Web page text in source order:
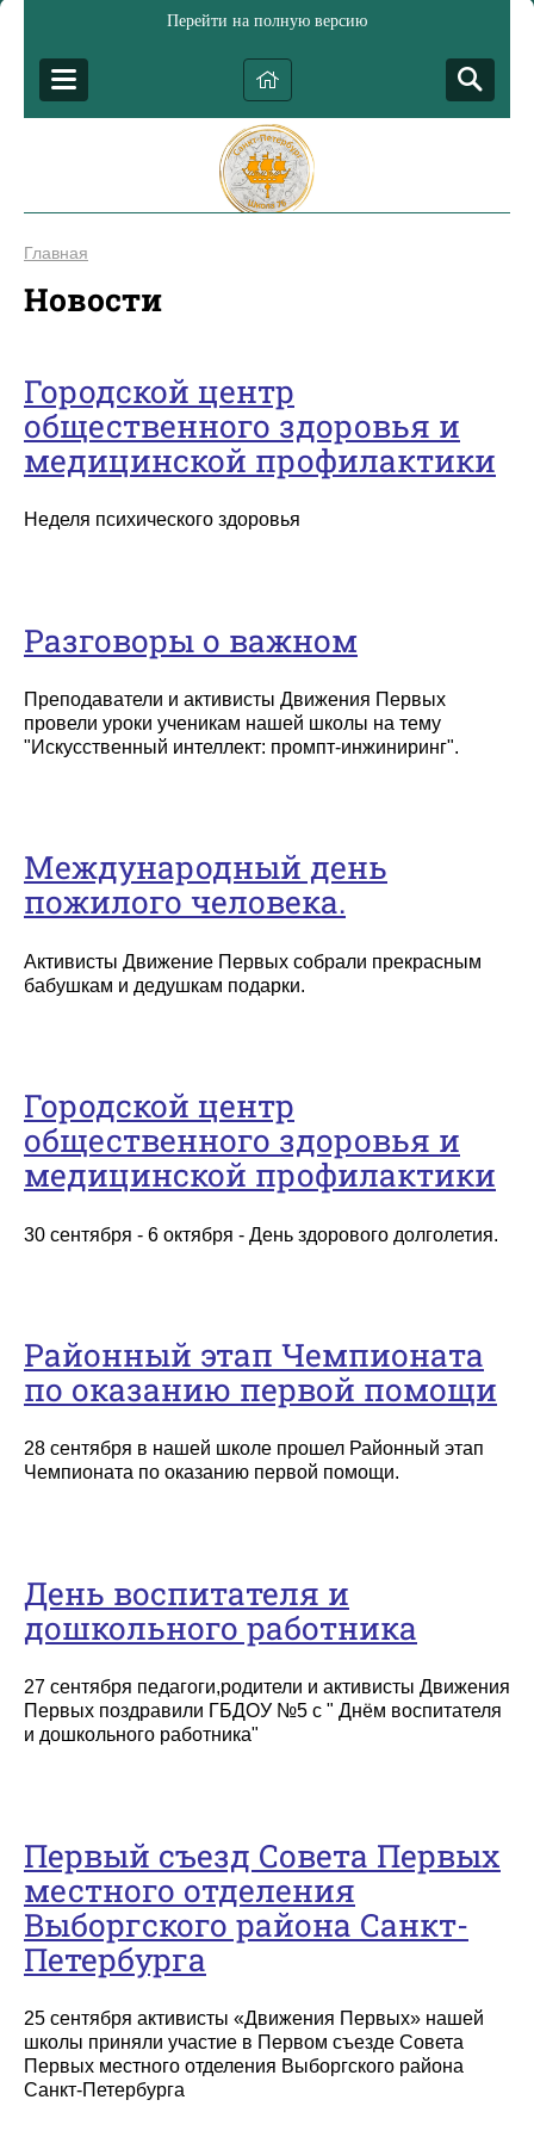
Перейти на полную версию
Главная
Новости
Городской центр
общественного здоровья и
медицинской профилактики
Неделя психического здоровья
Разговоры о важном
Преподаватели и активисты Движения Первых
провели уроки ученикам нашей школы на тему
"Искусственный интеллект: промпт‑инжиниринг".
Международный день
пожилого человека.
Активисты Движение Первых собрали прекрасным
бабушкам и дедушкам подарки.
Городской центр
общественного здоровья и
медицинской профилактики
30 сентября - 6 октября - День здорового долголетия.
Районный этап Чемпионата
по оказанию первой помощи
28 сентября в нашей школе прошел Районный этап
Чемпионата по оказанию первой помощи.
День воспитателя и
дошкольного работника
27 сентября педагоги,родители и активисты Движения
Первых поздравили ГБДОУ №5 с " Днём воспитателя
и дошкольного работника"
Первый съезд Совета Первых
местного отделения
Выборгского района Санкт-
Петербурга
25 сентября активисты «Движения Первых» нашей
школы приняли участие в Первом съезде Совета
Первых местного отделения Выборгского района
Санкт-Петербурга